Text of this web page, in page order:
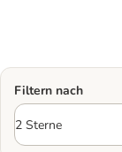
Filtern nach